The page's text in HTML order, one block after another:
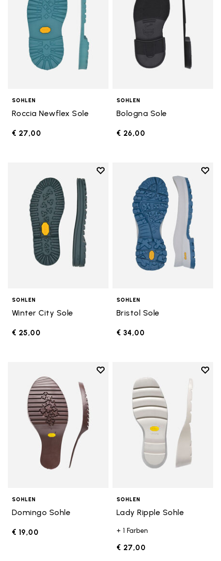
SOHLEN
Roccia Newflex Sole
€ 27,00
SOHLEN
Bologna Sole
€ 26,00
Add to wishlist
Add to wishlist Winter City Sole
SOHLEN
Winter City Sole
€ 25,00
Add
SOHLEN
Bristol Sole
€ 34,00
Add to wishlist
Add to wishlist Domingo Sohle
SOHLEN
Domingo Sohle
€ 19,00
Add
SOHLEN
Lady Ripple Sohle
+ 1 Farben
€ 27,00